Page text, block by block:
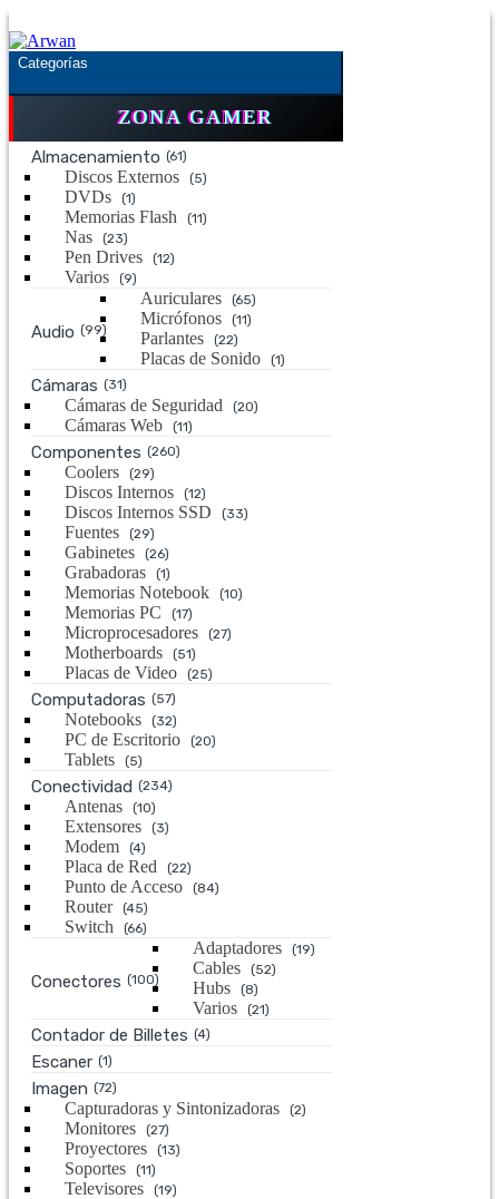
Saltar
a
la
navegación
Saltar
al
contenido
Categorías
ZONA GAMER
Almacenamiento (61)
Discos Externos (5)
DVDs (1)
Memorias Flash (11)
Nas (23)
Pen Drives (12)
Varios (9)
Audio (99)
Auriculares (65)
Micrófonos (11)
Parlantes (22)
Placas de Sonido (1)
Cámaras (31)
Cámaras de Seguridad (20)
Cámaras Web (11)
Componentes (260)
Coolers (29)
Discos Internos (12)
Discos Internos SSD (33)
Fuentes (29)
Gabinetes (26)
Grabadoras (1)
Memorias Notebook (10)
Memorias PC (17)
Microprocesadores (27)
Motherboards (51)
Placas de Video (25)
Computadoras (57)
Notebooks (32)
PC de Escritorio (20)
Tablets (5)
Conectividad (234)
Antenas (10)
Extensores (3)
Modem (4)
Placa de Red (22)
Punto de Acceso (84)
Router (45)
Switch (66)
Conectores (100)
Adaptadores (19)
Cables (52)
Hubs (8)
Varios (21)
Contador de Billetes (4)
Escaner (1)
Imagen (72)
Capturadoras y Sintonizadoras (2)
Monitores (27)
Proyectores (13)
Soportes (11)
Televisores (19)